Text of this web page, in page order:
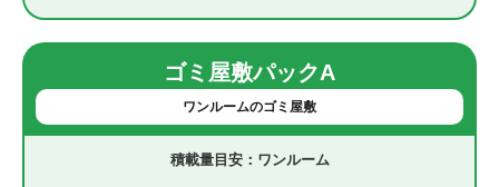
ゴミ屋敷パックA
ワンルームのゴミ屋敷
ワンルーム